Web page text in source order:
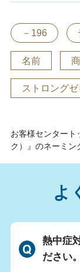
お客様センタート
ク）』のネーミン
－196
名前
ストロングゼ
よ
熱中症
ださい。